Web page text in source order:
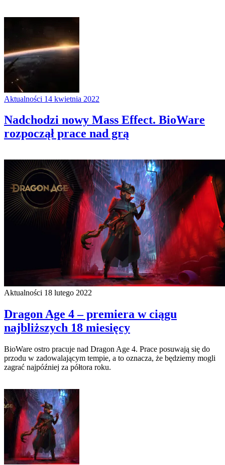
Aktualności 14 kwietnia 2022
Nadchodzi nowy Mass Effect. BioWare
rozpoczął prace nad grą
Aktualności 18 lutego 2022
Dragon Age 4 – premiera w ciągu
najbliższych 18 miesięcy
BioWare ostro pracuje nad Dragon Age 4. Prace posuwają się do
przodu w zadowalającym tempie, a to oznacza, że będziemy mogli
zagrać najpóźniej za półtora roku.